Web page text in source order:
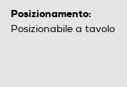
Posizionamento:
Posizionabile a tavolo